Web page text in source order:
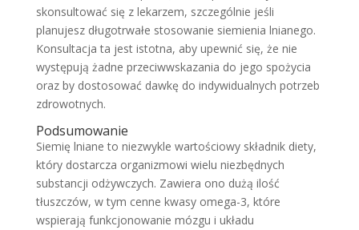
skonsultować się z lekarzem, szczególnie jeśli
planujesz długotrwałe stosowanie siemienia lnianego.
Konsultacja ta jest istotna, aby upewnić się, że nie
występują żadne przeciwwskazania do jego spożycia
oraz by dostosować dawkę do indywidualnych potrzeb
zdrowotnych.
Podsumowanie
Siemię lniane to niezwykle wartościowy składnik diety,
który dostarcza organizmowi wielu niezbędnych
substancji odżywczych. Zawiera ono dużą ilość
tłuszczów, w tym cenne kwasy omega-3, które
wspierają funkcjonowanie mózgu i układu